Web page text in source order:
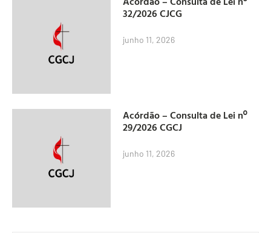
32/2026 CJCG
junho 11, 2026
Acórdão – Consulta de Lei nº
29/2026 CGCJ
junho 11, 2026